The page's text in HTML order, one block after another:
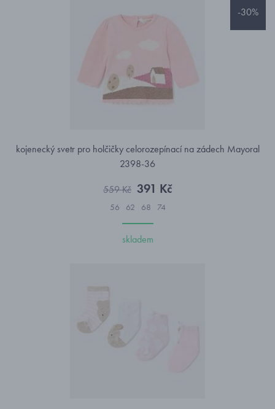
-30%
kojenecký svetr pro holčičky celorozepínací na zádech Mayoral
2398-36
559 Kč 391 Kč
56 62 68 74
skladem